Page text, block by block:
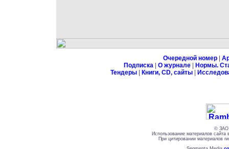
Очередной номер
Подписка| О журнале|
Нормы.
Тендеры
Книги, CD, сайты
© ЗАО
Использование материалов
При цитировании материалов